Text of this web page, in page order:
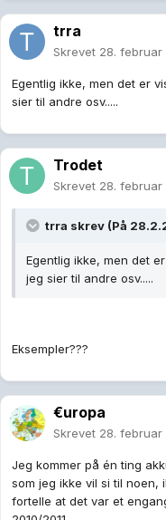
trra
Skrevet 28. februar
Egentlig ikke, men det er
sier til andre osv.....
Trodet
Skrevet 28. februar
trra skrev (På
Egentlig ikke, men det
jeg sier til andre osv.....
Eksempler???
€uropa
Skrevet 28. februar
Jeg kommer på én ting
som jeg ikke vil si til noen,
fortelle at det var et